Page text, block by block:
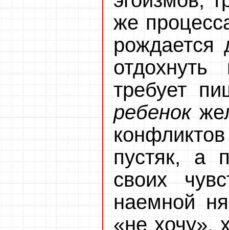
же
рождается
требует
ребенок
пустяк, а
своих
наемной
«не хочу»,